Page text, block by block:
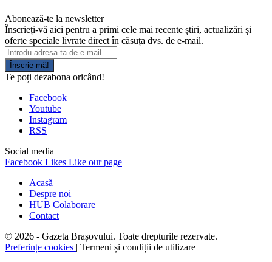
Abonează-te la newsletter
Înscrieți-vă aici pentru a primi cele mai recente știri, actualizări și
oferte speciale livrate direct în căsuța dvs. de e-mail.
Înscrie-mă!
Te poți dezabona oricând!
Facebook
Youtube
Instagram
RSS
Social media
Facebook Likes Like our page
Acasă
Despre noi
HUB Colaborare
Contact
© 2026 - Gazeta Brașovului. Toate drepturile rezervate.
Preferințe cookies | Termeni și condiții de utilizare